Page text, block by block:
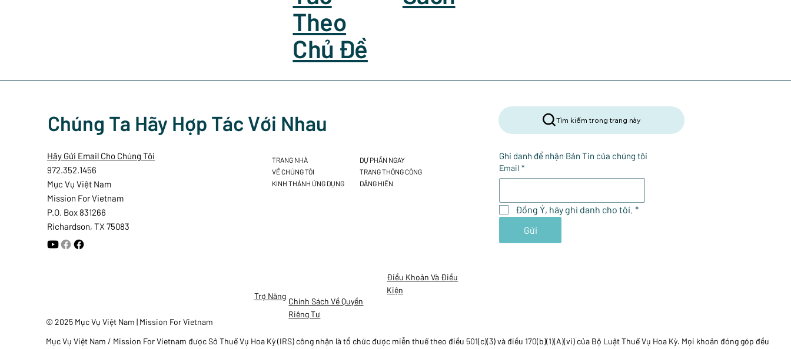
Theo
Chủ Đề
Chúng Ta Hãy Hợp Tác Với Nhau
Điều Khoản Và Điều
Kiện
Trợ Năng
Chính Sách Về Quyền
Riêng Tư
© 2025 Mục Vụ Việt Nam | Mission For Vietnam
Mục Vụ Việt Nam / Mission For Vietnam được Sở Thuế Vụ Hoa Kỳ (IRS) công nhận là tổ chức được miễn thuế theo điều 501(c)(3) và điều 170(b)(1)(A)(vi) của Bộ Luật Thuế Vụ Hoa Kỳ. Mọi khoản đóng góp đều
Tìm kiếm trong trang này
Ghi danh để nhận Bản Tin của chúng tôi
Email *
Đồng Ý, hãy ghi danh cho tôi. *
Gửi
Hãy Gửi Email Cho Chúng Tôi
972.352.1456
Mục Vụ Việt Nam
Mission For Vietnam
P.O. Box 831266
Richardson, TX 75083
TRANG NHÀ
VỀ CHÚNG TÔI
KINH THÁNH ỨNG DỤNG
DỰ PHẦN NGAY
TRANG THÔNG CÔNG
DÂNG HIẾN